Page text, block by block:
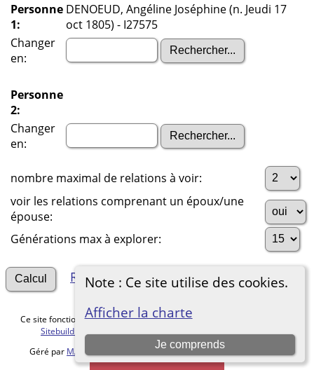
Note : Ce site utilise des cookies.
Afficher la charte
Je comprends
Personne
1:
DENOEUD, Angéline Joséphine (n. Jeudi 17
oct 1805) - I27575
Changer
en:
Personne
2:
Changer
en:
nombre maximal de relations à voir:
voir les relations comprenant un époux/une
épouse:
Générations max à explorer:
Rechercher d'autres connexions
Ce site fonctionne grace au logicielThe Next Generation of Genealogy
Sitebuilding
Géré par MALVACHE Cédric Charte de protection des données